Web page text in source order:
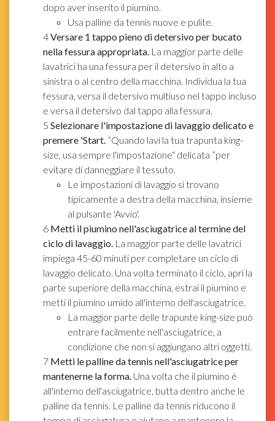
dopo aver inserito il piumino.
Usa palline da tennis nuove e pulite.
4Versare 1 tappo pieno di detersivo per bucato
nella fessura appropriata. La maggior parte delle
lavatrici ha una fessura per il detersivo in alto a
sinistra o al centro della macchina. Individua la tua
fessura, versa il detersivo multiuso nel tappo incluso
e versa il detersivo dal tappo alla fessura.
5 Selezionare l'impostazione di lavaggio delicato e
premere 'Start. ”Quando lavi la tua trapunta king-
size, usa sempre l'impostazione“ delicata ”per
evitare di danneggiare il tessuto.
Le impostazioni di lavaggio si trovano
tipicamente a destra della macchina, insieme
al pulsante 'Avvio'.
6 Metti il ​​piumino nell'asciugatrice al termine del
ciclo di lavaggio. La maggior parte delle lavatrici
impiega 45-60 minuti per completare un ciclo di
lavaggio delicato. Una volta terminato il ciclo, apri la
parte superiore della macchina, estrai il piumino e
metti il ​​piumino umido all'interno dell'asciugatrice.
La maggior parte delle trapunte king-size può
entrare facilmente nell'asciugatrice, a
condizione che non si aggiungano altri oggetti.
7 Metti le palline da tennis nell'asciugatrice per
mantenerne la forma. Una volta che il piumino è
all'interno dell'asciugatrice, butta dentro anche le
palline da tennis. Le palline da tennis riducono il